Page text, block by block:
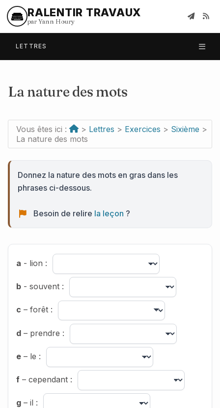
RALENTIR TRAVAUX
par Yann Houry
LETTRES
La nature des mots
Vous êtes ici : > Lettres > Exercices > Sixième >
La nature des mots
Donnez la nature des mots en gras dans les
phrases ci-dessous.
Besoin de relire la leçon ?
a - lion :
b - souvent :
c – forêt :
d – prendre :
e – le :
f – cependant :
g – il :